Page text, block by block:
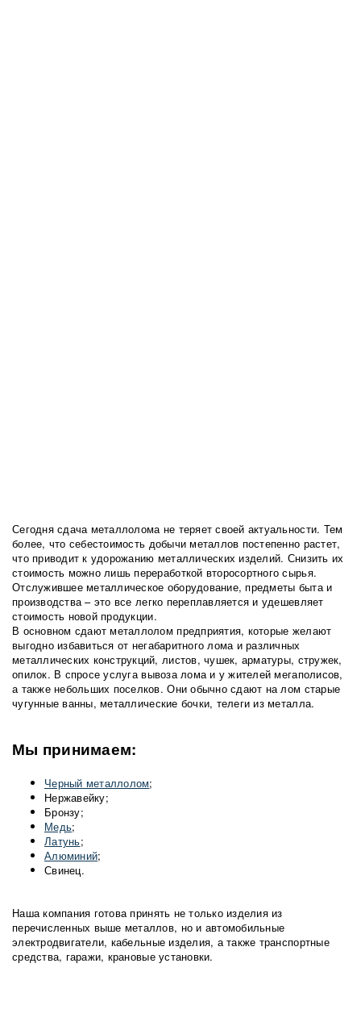
Сегодня сдача металлолома не теряет своей актуальности. Тем
более, что себестоимость добычи металлов постепенно растет,
что приводит к удорожанию металлических изделий. Снизить их
стоимость можно лишь переработкой второсортного сырья.
Отслужившее металлическое оборудование, предметы быта и
производства – это все легко переплавляется и удешевляет
стоимость новой продукции.
В основном сдают металлолом предприятия, которые желают
выгодно избавиться от негабаритного лома и различных
металлических конструкций, листов, чушек, арматуры, стружек,
опилок. В спросе услуга вывоза лома и у жителей мегаполисов,
а также небольших поселков. Они обычно сдают на лом старые
чугунные ванны, металлические бочки, телеги из металла.
Мы принимаем:
Черный металлолом;
Нержавейку;
Бронзу;
Медь;
Латунь;
Алюминий;
Свинец.
Наша компания готова принять не только изделия из
перечисленных выше металлов, но и автомобильные
электродвигатели, кабельные изделия, а также транспортные
средства, гаражи, крановые установки.